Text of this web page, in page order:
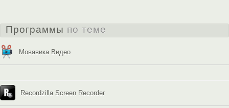
Программы по теме
Мовавика Видео
Recordzilla Screen Recorder